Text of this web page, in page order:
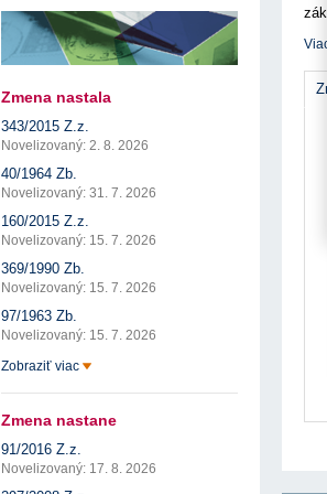
ÚVO automatizuje zápis do Zoznamu
hospodárskych subjektov
17. 7. 2026
Úrad pre verejné obstarávanie
17. 7. 2026
Zelené obstarávanie naráža na bariéry aj obavy
8. 7. 2026
prezentáciu kultúr...
22. 1. 2026
Otvorenie výzvy na
Viac
Zmena nastala
343/2015 Z.z.
Novelizovaný: 2. 8. 2026
40/1964 Zb.
Novelizovaný: 31. 7. 2026
160/2015 Z.z.
Novelizovaný: 15. 7. 2026
369/1990 Zb.
Novelizovaný: 15. 7. 2026
97/1963 Zb.
Novelizovaný: 15. 7. 2026
Zobraziť viac
Zmena nastane
91/2016 Z.z.
Novelizovaný: 17. 8. 2026